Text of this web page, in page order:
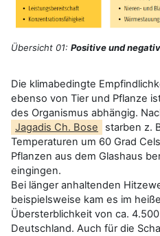
Übersicht 01: Positive und
Die klimabedingte
ebenso von Tier und Pflanze
des Organismus abhängig.
Jagadis Ch. Bose
starben z.
Temperaturen um 60 Grad
Pflanzen aus dem Glashaus
eingingen.
Bei länger anhaltenden
beispielsweise kam es im
Übersterblichkeit von ca.
Deutschland. Auch für die